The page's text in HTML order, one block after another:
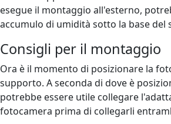
esegue il montaggio all'esterno,
accumulo di umidità sotto la base del
Consigli per il montaggio
Ora è il momento di posizionare la
supporto. A seconda di dove è
potrebbe essere utile collegare
fotocamera prima di collegarli